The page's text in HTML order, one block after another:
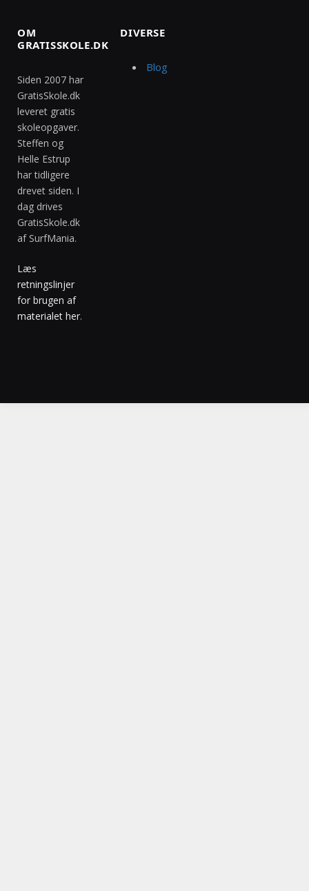
OM
GRATISSKOLE.DK
Siden 2007 har
GratisSkole.dk
leveret gratis
skoleopgaver.
Steffen og
Helle Estrup
har tidligere
drevet siden. I
dag drives
GratisSkole.dk
af SurfMania.
Læs
retningslinjer
for brugen af
materialet her.
DIVERSE
Blog